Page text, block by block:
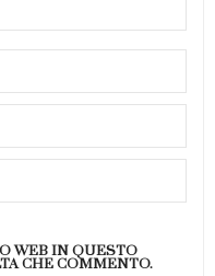
WEB IN QUESTO
CHE COMMENTO.